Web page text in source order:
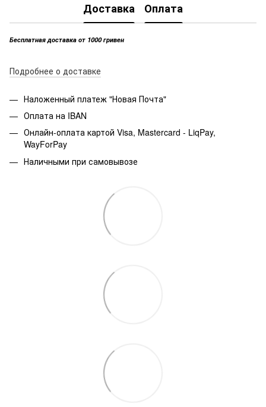
Доставка Оплата
Бесплатная доставка от 1000 гривен
Подробнее о доставке
Наложенный платеж "Новая Почта"
Оплата на IBAN
Онлайн-оплата картой Visa, Mastercard - LiqPay,
WayForPay
Наличными при самовывозе